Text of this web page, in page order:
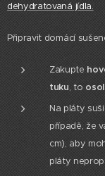
dehydratovaná jídla.
Připravit domácí
Zakupte
tuku, to
Na pláty
případě, že
cm), aby
pláty